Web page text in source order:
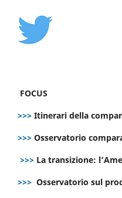
FOCUS
>>> Itinerari della
>>> Osservatorio
>>> La transizione:
>>> Osservatorio sul